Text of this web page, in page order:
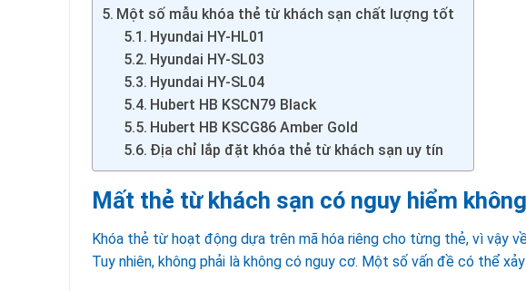
Một số mẫu khóa thẻ từ khách sạn chất lượng tốt
Hyundai HY-HL01
Hyundai HY-SL03
Hyundai HY-SL04
Hubert HB KSCN79 Black
Hubert HB KSCG86 Amber Gold
Địa chỉ lắp đặt khóa thẻ từ khách sạn uy tín
Mất thẻ từ khách sạn có nguy hiểm không
Khóa thẻ từ hoạt động dựa trên mã hóa riêng cho từng thẻ, vì vậy
Tuy nhiên, không phải là không có nguy cơ. Một số vấn đề có thể xảy